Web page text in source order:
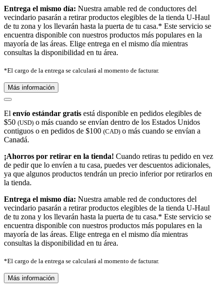
Entrega el mismo día: Nuestra amable red de conductores del
vecindario pasarán a retirar productos elegibles de la tienda U-Haul
de tu zona y los llevarán hasta la puerta de tu casa.* Este servicio se
encuentra disponible con nuestros productos más populares en la
mayoría de las áreas. Elige entrega en el mismo día mientras
consultas la disponibilidad en tu área.
*El cargo de la entrega se calculará al momento de facturar.
Más información
El envío estándar gratis está disponible en pedidos elegibles de
$50 (USD) o más cuando se envían dentro de los Estados Unidos
contiguos o en pedidos de $100 (CAD) o más cuando se envían a
Canadá.
¡Ahorros por retirar en la tienda! Cuando retiras tu pedido en vez
de pedir que lo envíen a tu casa, puedes ver descuentos adicionales,
ya que algunos productos tendrán un precio inferior por retirarlos en
la tienda.
Entrega el mismo día: Nuestra amable red de conductores del
vecindario pasarán a retirar productos elegibles de la tienda U-Haul
de tu zona y los llevarán hasta la puerta de tu casa.* Este servicio se
encuentra disponible con nuestros productos más populares en la
mayoría de las áreas. Elige entrega en el mismo día mientras
consultas la disponibilidad en tu área.
*El cargo de la entrega se calculará al momento de facturar.
Más información